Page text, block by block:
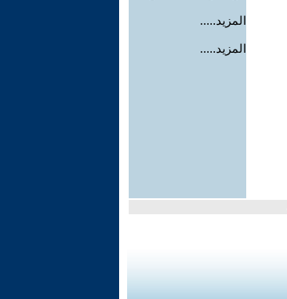
المزيد.....
المزيد.....